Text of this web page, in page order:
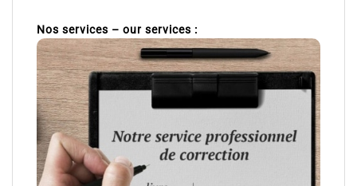
Nos services – our services :